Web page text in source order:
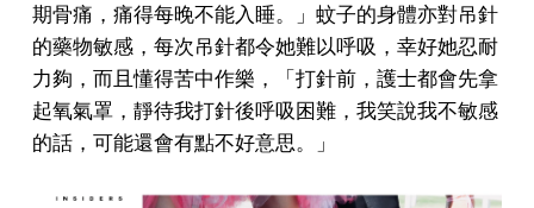
期骨痛，痛得每晚不能入睡。」 蚊子的身體亦對吊針
的藥物敏感，每次吊針都令她難以呼吸，幸好她忍耐
力夠，而且懂得苦中作樂，「打針前，護士都會先拿
起氧氣罩，靜待我打針後呼吸困難，我笑說我不敏感
的話，可能還會有點不好意思。」